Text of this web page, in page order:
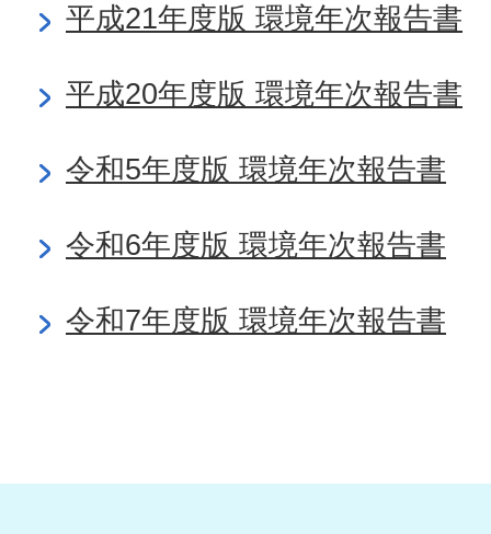
平成21年度版 環境年次報告書
平成20年度版 環境年次報告書
令和5年度版 環境年次報告書
令和6年度版 環境年次報告書
令和7年度版 環境年次報告書